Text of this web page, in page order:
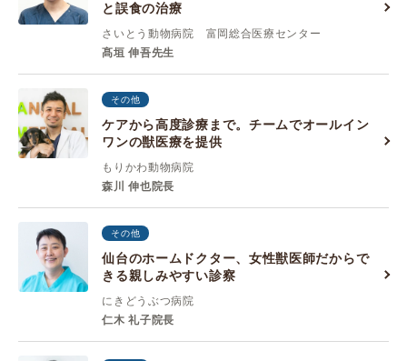
と誤食の治療
さいとう動物病院 富岡総合医療センター
髙垣 伸吾先生
その他
ケアから高度診療まで。チームでオールイン
ワンの獣医療を提供
もりかわ動物病院
森川 伸也院長
その他
仙台のホームドクター、女性獣医師だからで
きる親しみやすい診察
にきどうぶつ病院
仁木 礼子院長